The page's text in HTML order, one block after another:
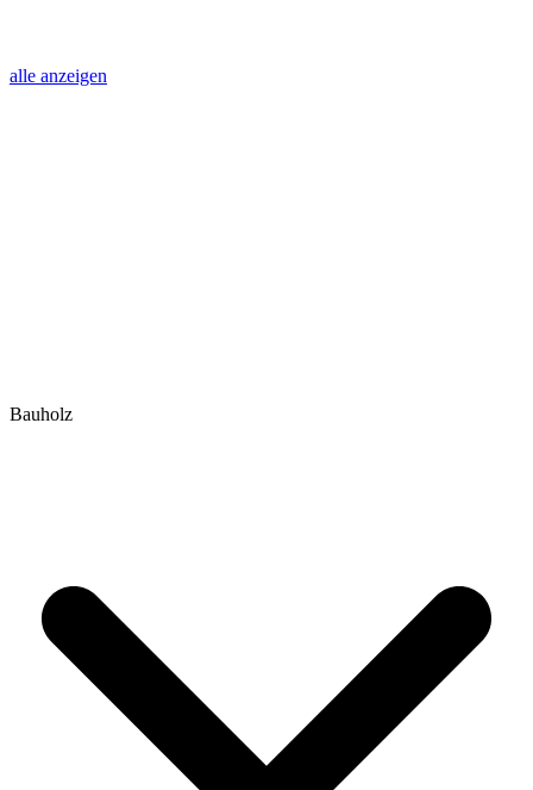
alle anzeigen
Bauholz